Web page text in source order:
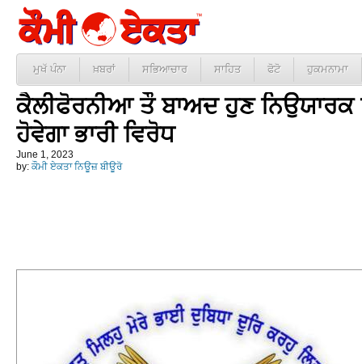
ਮੁਖੱ ਪੰਨਾ ਖ਼ਬਰਾਂ ਸਭਿਆਚਾਰ ਸਾਹਿਤ ਫੋਟੋ ਹੁਕਮਨਾਮਾ
ਕੈਲੀਫੋਰਨੀਆ ਤੌ ਬਾਅਦ ਹੁਣ ਨਿਉਯਾਰਕ
ਹੋਵੇਗਾ ਭਾਰੀ ਵਿਰੋਧ
June 1, 2023
by: ਕੌਮੀ ਏਕਤਾ ਨਿਊਜ਼ ਬੀਊਰੋ